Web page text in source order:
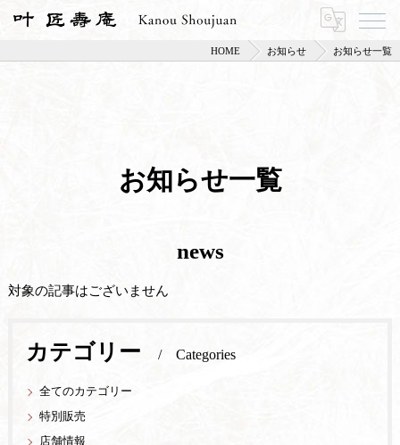
HOME お知らせ お知らせ一覧
お知らせ一覧
news
対象の記事はございません
カテゴリー Categories
全てのカテゴリー
特別販売
店舗情報